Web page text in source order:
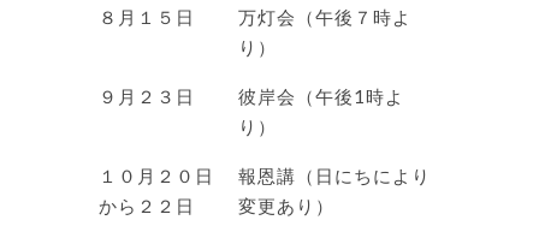
８月１５日
万灯会（午後７時よ
り）
９月２３日
彼岸会（午後1時よ
り）
１０月２０日
から２２日
報恩講（日にちにより
変更あり）